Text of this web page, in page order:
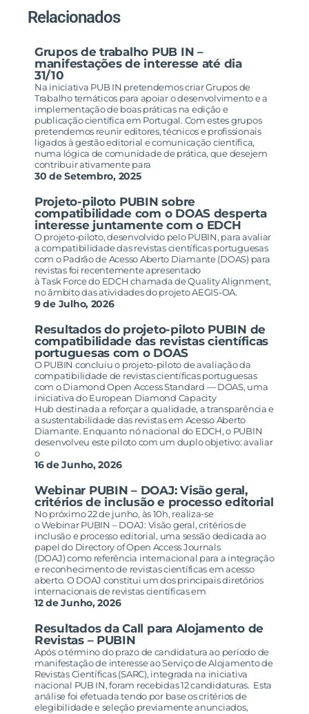
Relacionados
Grupos de trabalho PUB IN –
manifestações de interesse até dia
31/10
Na iniciativa PUB IN pretendemos criar Grupos de
Trabalho temáticos para apoiar o desenvolvimento e a
implementação de boas práticas na edição e
publicação científica em Portugal. Com estes grupos
pretendemos reunir editores, técnicos e profissionais
ligados à gestão editorial e comunicação científica,
numa lógica de comunidade de prática, que desejem
contribuir ativamente para
30 de Setembro, 2025
Projeto-piloto PUBIN sobre
compatibilidade com o DOAS desperta
interesse juntamente com o EDCH
O projeto-piloto, desenvolvido pelo PUBIN, para avaliar
a compatibilidade das revistas científicas portuguesas
com o Padrão de Acesso Aberto Diamante (DOAS) para
revistas foi recentemente apresentado
à Task Force do EDCH chamada de Quality Alignment,
no âmbito das atividades do projeto AEGIS-OA.
9 de Julho, 2026
Resultados do projeto-piloto PUBIN de
compatibilidade das revistas científicas
portuguesas com o DOAS
O PUBIN concluiu o projeto-piloto de avaliação da
compatibilidade de revistas científicas portuguesas
com o Diamond Open Access Standard — DOAS, uma
iniciativa do European Diamond Capacity
Hub destinada a reforçar a qualidade, a transparência e
a sustentabilidade das revistas em Acesso Aberto
Diamante. Enquanto nó nacional do EDCH, o PUBIN
desenvolveu este piloto com um duplo objetivo: avaliar
o
16 de Junho, 2026
Webinar PUBIN – DOAJ: Visão geral,
critérios de inclusão e processo editorial
No próximo 22 de junho, às 10h, realiza-se
o Webinar PUBIN – DOAJ: Visão geral, critérios de
inclusão e processo editorial, uma sessão dedicada ao
papel do Directory of Open Access Journals
(DOAJ) como referência internacional para a integração
e reconhecimento de revistas científicas em acesso
aberto. O DOAJ constitui um dos principais diretórios
internacionais de revistas científicas em
12 de Junho, 2026
Resultados da Call para Alojamento de
Revistas – PUBIN
Após o término do prazo de candidatura ao período de
manifestação de interesse ao Serviço de Alojamento de
Revistas Científicas (SARC), integrada na iniciativa
nacional PUB IN, foram recebidas 12 candidaturas. Esta
análise foi efetuada tendo por base os critérios de
elegibilidade e seleção previamente anunciados,